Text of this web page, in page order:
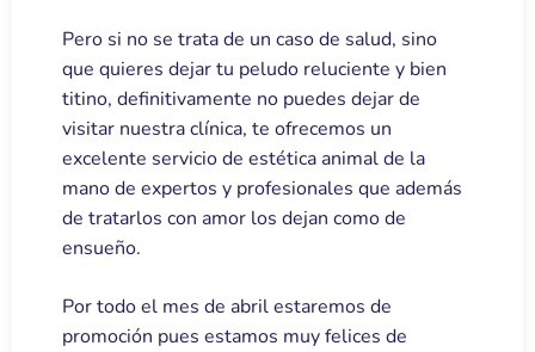
Pero si no se trata de un caso de salud, sino
que quieres dejar tu peludo reluciente y bien
titino, definitivamente no puedes dejar de
visitar nuestra clínica, te ofrecemos un
excelente servicio de estética animal de la
mano de expertos y profesionales que además
de tratarlos con amor los dejan como de
ensueño.
Por todo el mes de abril estaremos de
promoción pues estamos muy felices de